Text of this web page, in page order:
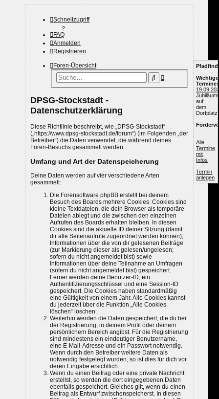
Wichtige
Termine:
auf
dem
Dorfplatz
Alle
Termine
mit
Infos
Termin
anlegen
Schnellzugriff
FAQ
Anmelden
Registrieren
Foren-Übersicht
Suche
Suche
DPSG-Stockstadt -
Datenschutzerklärung
Diese Richtlinie beschreibt, wie „DPSG-Stockstadt“
(„https://www.dpsg-stockstadt.de/forum“) (im Folgenden „der
Betreiber“) die Daten verwendet, die während deines
Foren-Besuchs gesammelt werden.
Umfang und Art der Datenspeicherung
Deine Daten werden auf vier verschiedene Arten
gesammelt:
Die Forensoftware phpBB erstellt bei deinem
Besuch des Boards mehrere Cookies. Cookies sind
kleine Textdateien, die dein Browser als temporäre
Dateien ablegt und die zwischen den einzelnen
Aufrufen des Boards erhalten bleiben. In diesen
Cookies sind die aktuelle ID deiner Sitzung (damit
dir alle Seitenaufrufe zugeordnet werden können),
Informationen über die von dir gelesenen Beiträge
(zur Markierung dieser als gelesen/ungelesen;
sofern du nicht angemeldet bist) sowie
Informationen über deine Teilnahme an Umfragen
(sofern du nicht angemeldet bist) gespeichert.
Ferner werden deine Benutzer-ID, ein
Authentifizierungsschlüssel und eine Session-ID
gespeichert. Die Cookies haben standardmäßig
eine Gültigkeit von einem Jahr. Alle Cookies kannst
du jederzeit über die Funktion „Alle Cookies
löschen“ löschen.
Weiterhin werden die Daten gespeichert, die du bei
der Registrierung, in deinem Profil oder deinem
persönlichem Bereich angibst. Für die Registrierung
sind mindestens ein eindeutiger Benutzername,
eine E-Mail-Adresse und ein Passwort notwendig.
Wenn durch den Betreiber weitere Daten als
notwendig festgelegt wurden, so ist dies für dich vor
deren Eingabe ersichtlich.
Wenn du einen Beitrag oder eine private Nachricht
erstellst, so werden die dort eingegebenen Daten
ebenfalls gespeichert. Gleiches gilt, wenn du einen
Beitrag als Entwurf zwischenspeicherst. In diesen